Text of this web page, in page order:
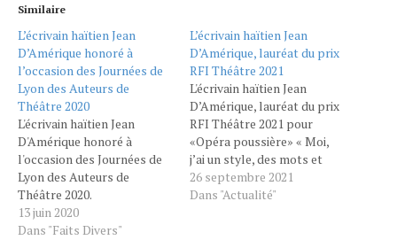
Similaire
L’écrivain haïtien Jean
D’Amérique honoré à
l’occasion des Journées de
Lyon des Auteurs de
Théâtre 2020
L'écrivain haïtien Jean
D'Amérique honoré à
l'occasion des Journées de
Lyon des Auteurs de
Théâtre 2020.
Lauréats :• Jean
D’Amérique – Cathédrale
13 juin 2020
Dans "Faits Divers"
L’écrivain haïtien Jean
D’Amérique, lauréat du prix
RFI Théâtre 2021
L'écrivain haïtien Jean
D’Amérique, lauréat du prix
RFI Théâtre 2021 pour
«Opéra poussière» « Moi,
j’ai un style, des mots et
j’essaie de raconter mon
époque, parce que c’est
26 septembre 2021
Dans "Actualité"